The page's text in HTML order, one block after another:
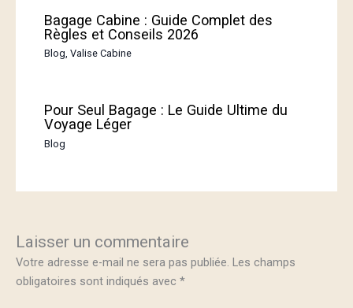
Bagage Cabine : Guide Complet des
Règles et Conseils 2026
Blog,Valise Cabine
Pour Seul Bagage : Le Guide Ultime du
Voyage Léger
Blog
Laisser un commentaire
Votre adresse e-mail ne sera pas publiée. Les champs
obligatoires sont indiqués avec *